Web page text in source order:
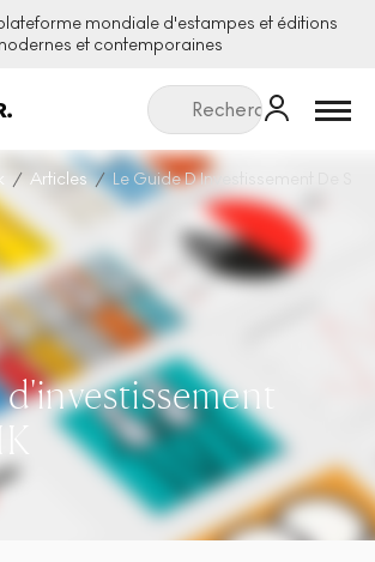
mondiale d'estampes et éditions
et contemporaines
Menu
Articles Le Guide D Investissement De Stik
d'investissement